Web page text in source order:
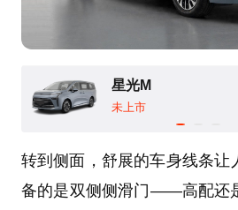
星光M
未上市
转到侧面，舒展的车身线条让
备的是双侧侧滑门——高配还